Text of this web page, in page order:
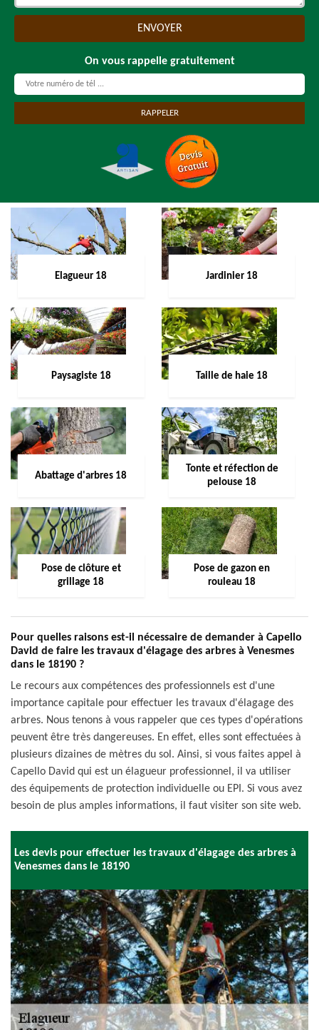
On vous rappelle gratuitement
Elagueur 18 Jardinier 18
Paysagiste 18 Taille de haie 18
Abattage d'arbres 18
Tonte et réfection de
pelouse 18
Pose de clôture et
grillage 18
Pose de gazon en
rouleau 18
Pour quelles raisons est-il nécessaire de demander à Capello
David de faire les travaux d'élagage des arbres à Venesmes
dans le 18190 ?
Le recours aux compétences des professionnels est d'une
importance capitale pour effectuer les travaux d'élagage des
arbres. Nous tenons à vous rappeler que ces types d'opérations
peuvent être très dangereuses. En effet, elles sont effectuées à
plusieurs dizaines de mètres du sol. Ainsi, si vous faites appel à
Capello David qui est un élagueur professionnel, il va utiliser
des équipements de protection individuelle ou EPI. Si vous avez
besoin de plus amples informations, il faut visiter son site web.
Les devis pour effectuer les travaux d'élagage des arbres à
Venesmes dans le 18190